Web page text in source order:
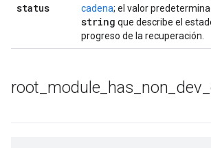
status cadena; el valor
string que describe el
progreso de la recuperación.
root module has non dev